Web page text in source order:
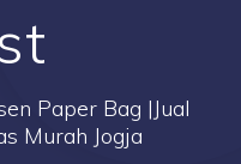
Paper Bag |Jual
Murah Jogja